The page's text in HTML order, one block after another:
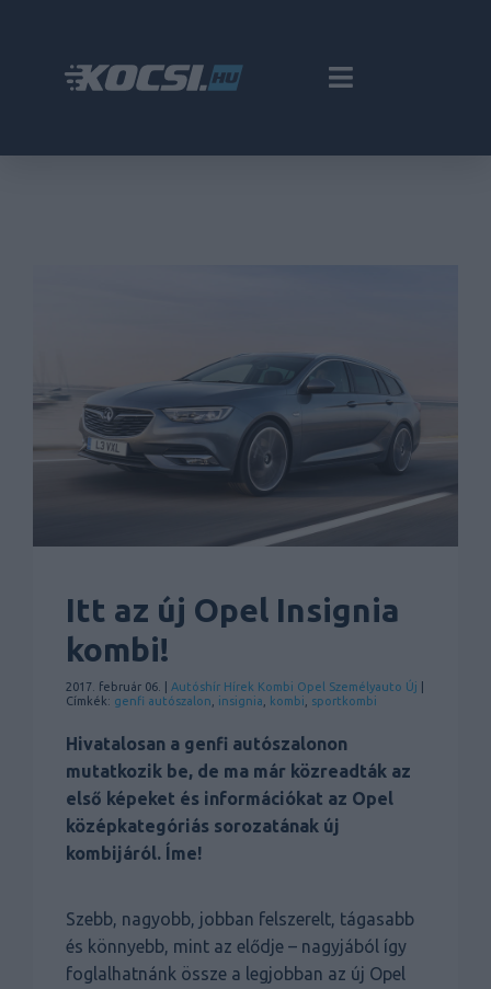
Itt az új Opel Insignia
kombi!
2017. február 06. | Autóshír Hírek Kombi Opel Személyauto Új
Címkék: genfi autószalon insignia kombi sportkombi
Hivatalosan a genfi autószalonon
mutatkozik be, de ma már közreadták az
első képeket és információkat az Opel
középkategóriás sorozatának új
kombijáról. Íme!
Szebb, nagyobb, jobban felszerelt, tágasabb
és könnyebb, mint az elődje – nagyjából így
foglalhatnánk össze a legjobban az új Opel